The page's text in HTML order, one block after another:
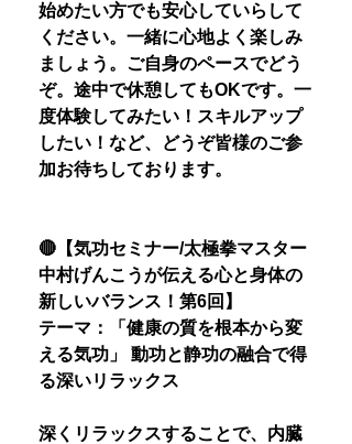
始めたい方でも安心していらして
ください。一緒に心地よく楽しみ
ましょう。ご自身のペースでどう
ぞ。途中で休憩してもOKです。一
度体験してみたい！スキルアップ
したい！など、どうぞ皆様のご参
加お待ちしております。
🔴【気功セミナー/太極拳マスター
中村げんこうが伝える心と身体の
新しいバランス！第6回】
テーマ：「健康の質を根本から変
える気功」 動功と静功の融合で得
る深いリラックス
深くリラックスすることで、内臓